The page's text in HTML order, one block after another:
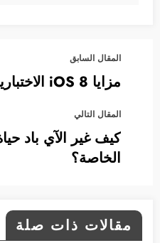
المقال السابق
مزايا iOS 8 الاختبارية
المقال التالي
كيف غير الآي باد
الخاصة؟
مقالات ذات صلة